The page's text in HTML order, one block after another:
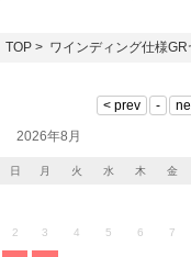
TOP > ワインディング仕様
2026年8月
日 月 火 水 木 金
2 3 4 5 6 7